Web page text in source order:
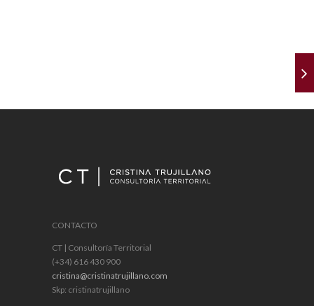
CONTACTO
CT | Consultoría Territorial
(+34) 616 430 900
cristina@cristinatrujillano.com
Skp: cristinatrujillano